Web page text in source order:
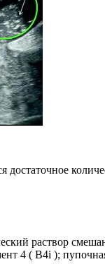
достаточное
раствор
4 ( B4i );